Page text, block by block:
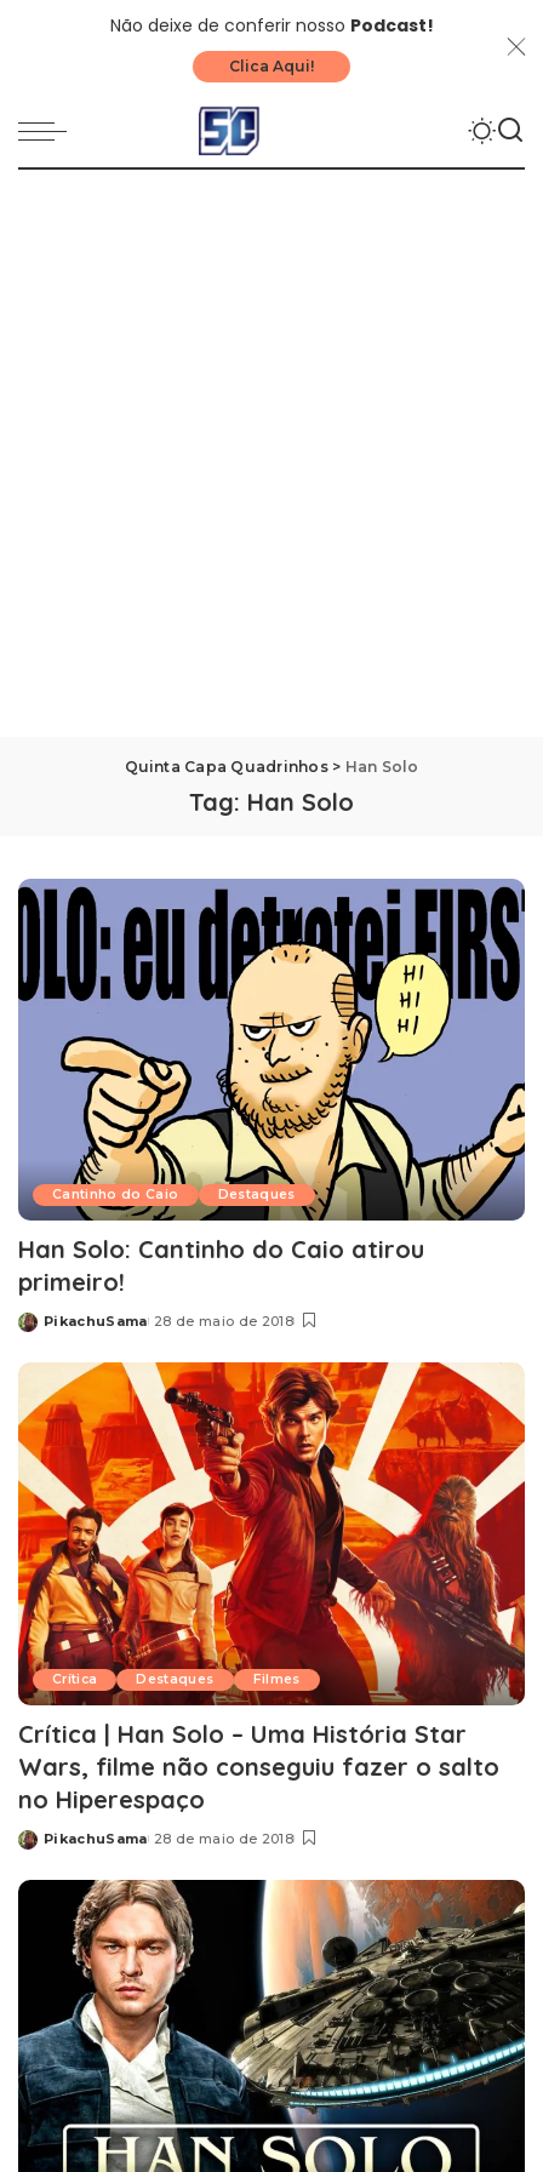
Não deixe de conferir nosso Podcast!
Clica Aqui!
Quinta Capa Quadrinhos> Han Solo
Tag: Han Solo
Cantinho do Caio Destaques
Han Solo: Cantinho do Caio atirou
primeiro!
Posted
PikachuSama 28 de maio de 2018
Crítica Destaques Filmes
Crítica | Han Solo – Uma História Star
Wars, filme não conseguiu fazer o salto
no Hiperespaço
Posted
PikachuSama 28 de maio de 2018